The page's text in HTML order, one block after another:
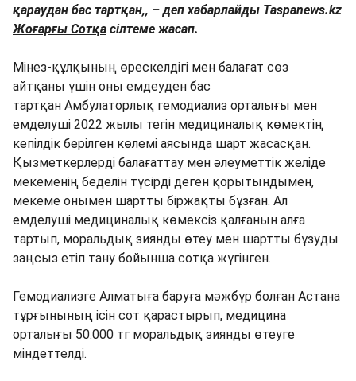
қараудан бас тартқан,, – деп хабарлайды Taspanews.kz
Жоғарғы Сотқа сілтеме жасап.
Мінез-құлқының өрескелдігі мен балағат сөз
айтқаны үшін оны емдеуден бас
тартқан Амбулаторлық гемодиализ орталығы мен
емделуші 2022 жылы тегін медициналық көмектің
кепілдік берілген көлемі аясында шарт жасасқан.
Қызметкерлерді балағаттау мен әлеуметтік желіде
мекеменің беделін түсірді деген қорытындымен,
мекеме онымен шартты біржақты бұзған. Ал
емделуші медициналық көмексіз қалғанын алға
тартып, моральдық зиянды өтеу мен шартты бұзуды
заңсыз етіп тану бойынша сотқа жүгінген.
Гемодиализге Алматыға баруға мәжбүр болған Астана
тұрғынының ісін сот қарастырып, медицина
орталығы 50.000 тг моральдық зиянды өтеуге
міндеттелді.